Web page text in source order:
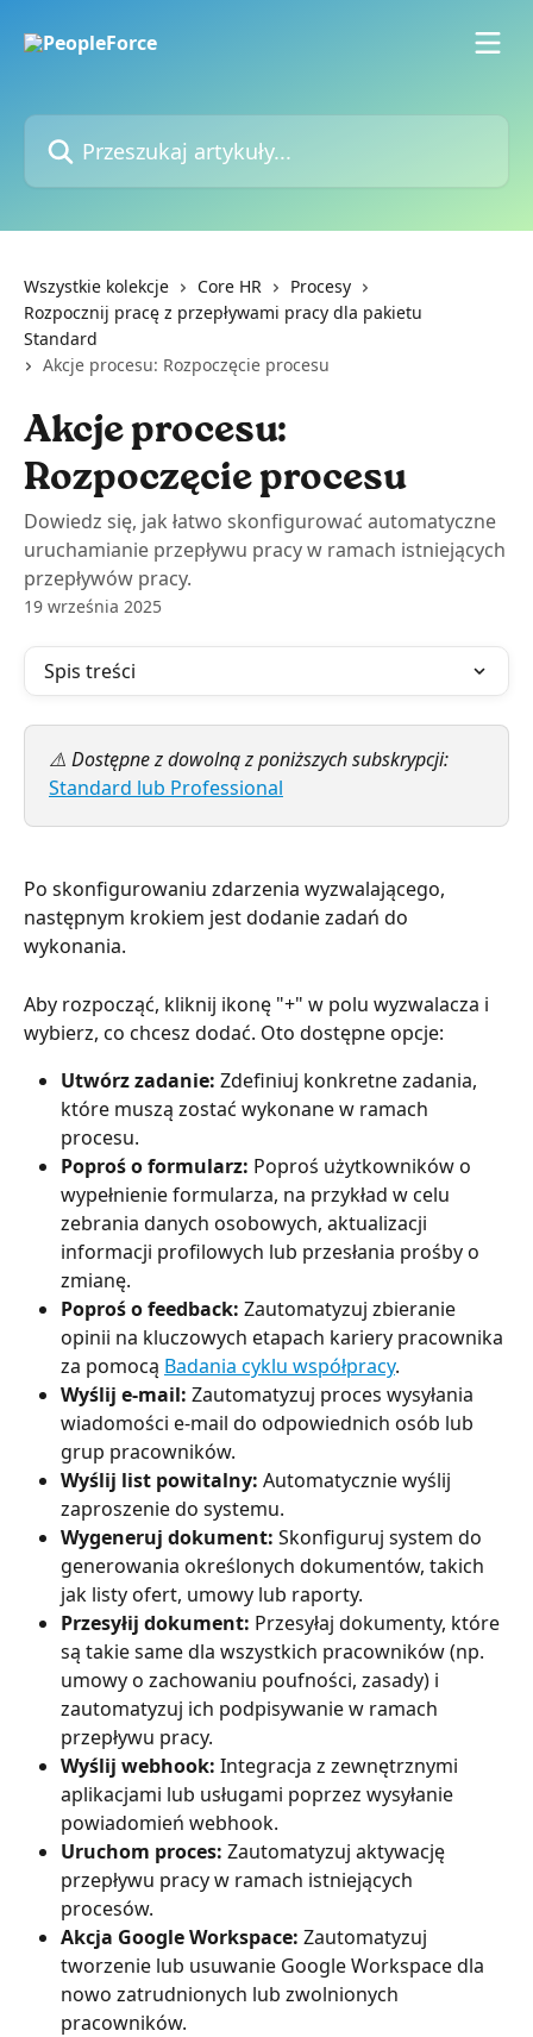
Przeszukaj artykuły...
Wszystkie kolekcje Core HR
Procesy
Rozpocznij pracę z przepływami pracy dla pakietu
Standard
Akcje procesu: Rozpoczęcie procesu
Akcje procesu:
Rozpoczęcie procesu
Dowiedz się, jak łatwo skonfigurować automatyczne
uruchamianie przepływu pracy w ramach istniejących
przepływów pracy.
19 września 2025
Spis treści
⚠️ Dostępne z dowolną z poniższych subskrypcji:
Standard lub Professional
Po skonfigurowaniu zdarzenia wyzwalającego,
następnym krokiem jest dodanie zadań do
wykonania.
Aby rozpocząć, kliknij ikonę "+" w polu wyzwalacza i
wybierz, co chcesz dodać. Oto dostępne opcje:
Utwórz zadanie: Zdefiniuj konkretne zadania,
które muszą zostać wykonane w ramach
procesu.
Poproś o formularz: Poproś użytkowników o
wypełnienie formularza, na przykład w celu
zebrania danych osobowych, aktualizacji
informacji profilowych lub przesłania prośby o
zmianę.
Poproś o feedback: Zautomatyzuj zbieranie
opinii na kluczowych etapach kariery pracownika
za pomocą Badania cyklu współpracy.
Wyślij e-mail: Zautomatyzuj proces wysyłania
wiadomości e-mail do odpowiednich osób lub
grup pracowników.
Wyślij list powitalny: Automatycznie wyślij
zaproszenie do systemu.
Wygeneruj dokument: Skonfiguruj system do
generowania określonych dokumentów, takich
jak listy ofert, umowy lub raporty.
Przesyłij dokument: Przesyłaj dokumenty, które
są takie same dla wszystkich pracowników (np.
umowy o zachowaniu poufności, zasady) i
zautomatyzuj ich podpisywanie w ramach
przepływu pracy.
Wyślij webhook: Integracja z zewnętrznymi
aplikacjami lub usługami poprzez wysyłanie
powiadomień webhook.
Uruchom proces: Zautomatyzuj aktywację
przepływu pracy w ramach istniejących
procesów.
Akcja Google Workspace: Zautomatyzuj
tworzenie lub usuwanie Google Workspace dla
nowo zatrudnionych lub zwolnionych
pracowników.